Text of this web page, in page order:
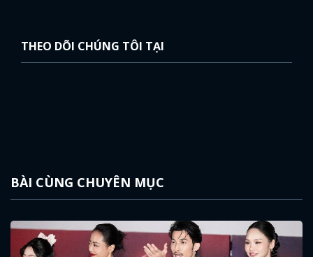
THEO DÕI CHÚNG TÔI TẠI
BÀI CÙNG CHUYÊN MỤC